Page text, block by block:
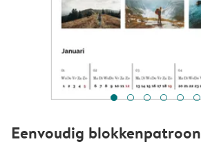
Eenvoudig blokkenpatroon